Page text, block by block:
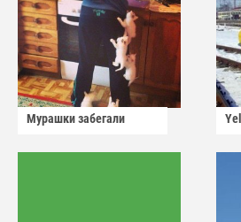
Мурашки забегали